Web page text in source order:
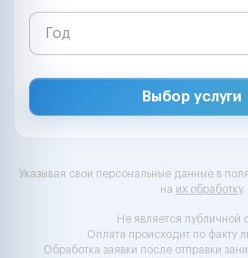
Выбор услуги
Указывая свои персональные данные в
на их обработку.
Не является публичной
Оплата происходит по факту
Обработка заявки после отправки